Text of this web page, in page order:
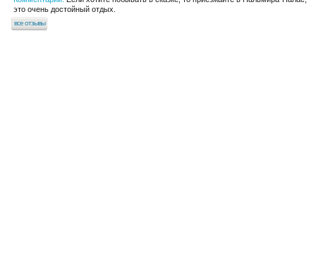
это очень достойный отдых.
все отзывы